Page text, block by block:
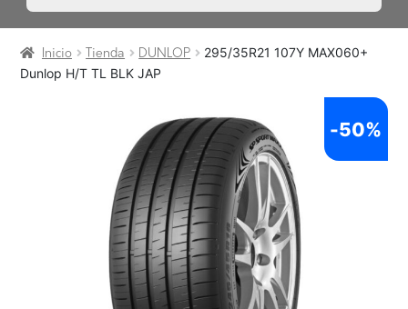
Inicio Tienda DUNLOP
295/35R21 107Y MAX060+
Dunlop H/T TL BLK JAP
-50%